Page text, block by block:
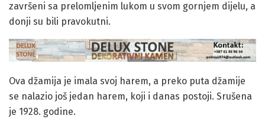
završeni sa prelomljenim lukom u svom gornjem dijelu, a
donji su bili pravokutni.
Ova džamija je imala svoj harem, a preko puta džamije
se nalazio još jedan harem, koji i danas postoji. Srušena
je 1928. godine.